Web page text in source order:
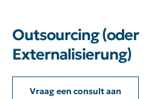
Outsourcing (oder
Externalisierung)
Vraag een consult aan